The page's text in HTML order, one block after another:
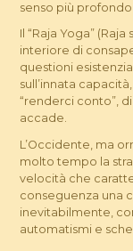
senso più
Il “Raja Yoga”
interiore di
questioni
sull’innata
“renderci conto”,
accade.
L’Occidente, ma
molto tempo la
velocità che
conseguenza una
inevitabilmente,
automatismi e